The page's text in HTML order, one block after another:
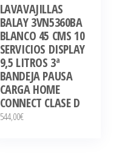
LAVAVAJILLAS
BALAY 3VN5360BA
BLANCO 45 CMS 10
SERVICIOS DISPLAY
9,5 LITROS 3ª
BANDEJA PAUSA
CARGA HOME
CONNECT CLASE D
544,00€